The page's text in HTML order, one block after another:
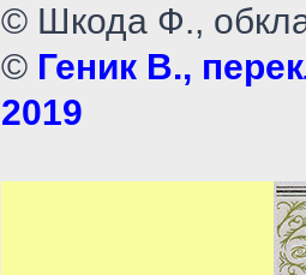
© Шкода Ф.,
© Геник В.,
2019